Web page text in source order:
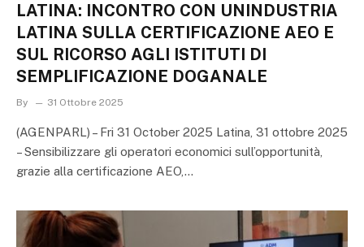
LATINA: INCONTRO CON UNINDUSTRIA
LATINA SULLA CERTIFICAZIONE AEO E
SUL RICORSO AGLI ISTITUTI DI
SEMPLIFICAZIONE DOGANALE
By 31 Ottobre 2025
(AGENPARL) – Fri 31 October 2025 Latina, 31 ottobre 2025
– Sensibilizzare gli operatori economici sull’opportunità,
grazie alla certificazione AEO,…